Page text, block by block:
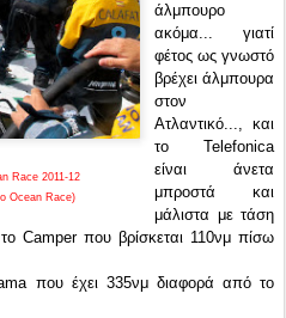
Race 2011-12
Ocean Race)
άλμπουρο
ακόμα... γιατί
φέτος ως γνωστό
βρέχει άλμπουρα
στον
Ατλαντικό..., και
το Telefonica
είναι άνετα
μπροστά και
μάλιστα με τάση
Camper που βρίσκεται 110νμ πίσω
που έχει 335νμ διαφορά από το